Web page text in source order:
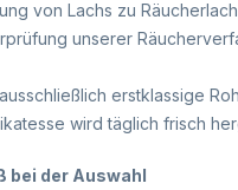
von Lachs zu
unserer
erstklassige
wird täglich frisch
bei der Auswahl